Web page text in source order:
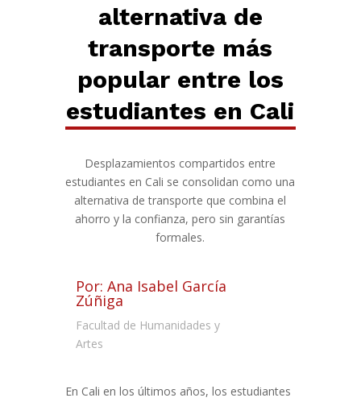
alternativa de
transporte más
popular entre los
estudiantes en Cali
Desplazamientos compartidos entre
estudiantes en Cali se consolidan como una
alternativa de transporte que combina el
ahorro y la confianza, pero sin garantías
formales.
Por: Ana Isabel García
Zúñiga
Facultad de Humanidades y
Artes
En Cali en los últimos años, los estudiantes